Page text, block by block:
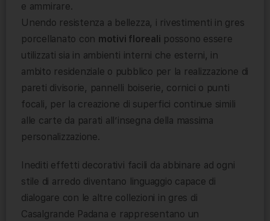
e ammirare.
Unendo resistenza a bellezza, i rivestimenti in gres
porcellanato con motivi floreali possono essere
utilizzati sia in ambienti interni che esterni, in
ambito residenziale o pubblico per la realizzazione di
pareti divisorie, pannelli boiserie, cornici o punti
focali, per la creazione di superfici continue simili
alle carte da parati all’insegna della massima
personalizzazione.
Inediti effetti decorativi facili da abbinare ad ogni
stile di arredo diventano linguaggio capace di
dialogare con le altre collezioni in gres di
Casalgrande Padana e rappresentano un